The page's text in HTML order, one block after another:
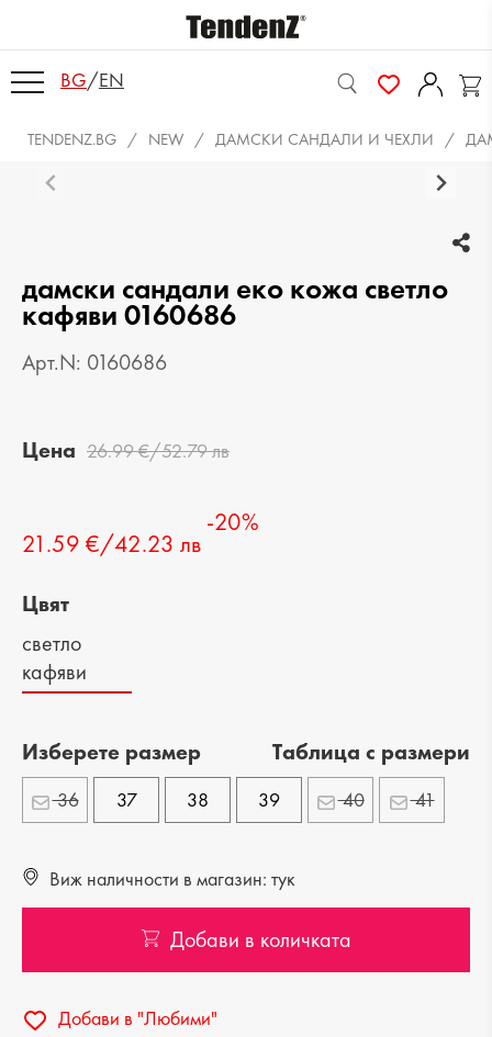
BG/EN
TENDENZ.BG NEW ДАМСКИ САНДАЛИ И ЧЕХЛИ
дамски сандали еко кожа светло
кафяви 0160686
Арт.N: 0160686
Цена 26.99 €/52.79 лв
21.59 €/42.23 лв
-20%
Цвят
светло
кафяви
Изберете размер Tаблица с размери
36 37 38 39 40 41
Виж наличности в магазин: тук
Добави в количката
Добави в "Любими"